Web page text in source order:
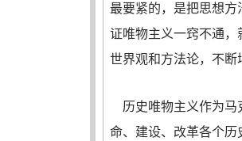
最要紧的，是把思想
证唯物主义一窍不通，
世界观和方法论，不
历史唯物主义作为马
命、建设、改革各个